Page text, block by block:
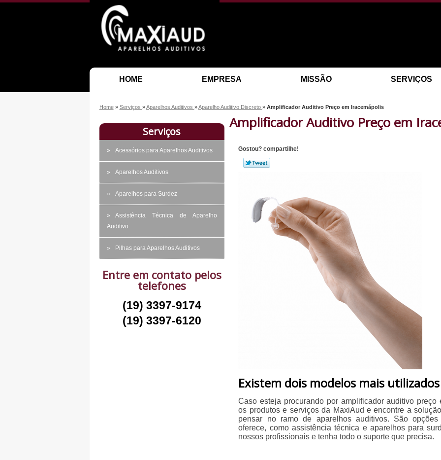
HOME EMPRESA MISSÃO SERVIÇOS
Home » Serviços »Aparelhos Auditivos »Aparelho Auditivo Discreto » Amplificador Auditivo Preço em Iracemápolis
Serviços
Acessórios para Aparelhos Auditivos
Aparelhos Auditivos
Aparelhos para Surdez
Assistência Técnica de Aparelho
Auditivo
Pilhas para Aparelhos Auditivos
Entre em contato pelos
telefones
(19) 3397-9174
(19) 3397-6120
Amplificador Auditivo Preço em
Gostou? compartilhe!
Existem dois modelos mais
Caso esteja procurando por amplificador auditivo preço
os produtos e serviços da MaxiAud e encontre a
pensar no ramo de aparelhos auditivos. São
oferece, como assistência técnica e aparelhos para
nossos profissionais e tenha todo o suporte que precisa.